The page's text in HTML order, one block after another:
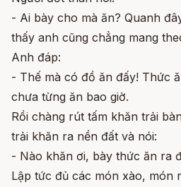
- Ai bày cho mà ăn? Quanh
thấy anh cũng chẳng mang
Anh đáp:
- Thế mà có đồ ăn đấy! Thức
chưa từng ăn bao giờ.
Rồi chàng rút tấm khăn trải
trải khăn ra nền đất và nói:
- Nào khăn ơi, bày thức ăn ra
Lập tức đủ các món xào, món